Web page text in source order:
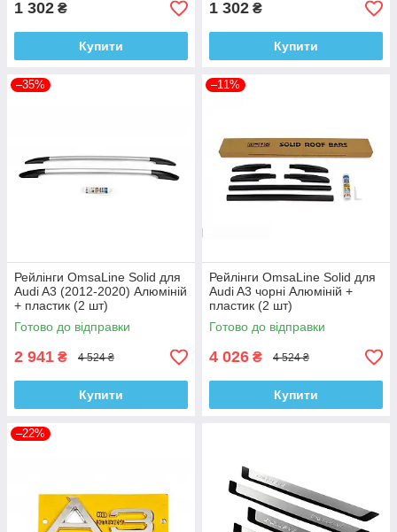
1 302 ₴
Купити
1 302 ₴
Купити
–35%
Рейлінги OmsaLine Solid для
Audi A3 (2012-2020) Алюміній
+ пластик (2 шт)
Готово до відправки
2 941 ₴ 4 524 ₴
Купити
–11%
Рейлінги OmsaLine Solid для
Audi A3 чорні Алюміній +
пластик (2 шт)
Готово до відправки
4 026 ₴ 4 524 ₴
Купити
–22%